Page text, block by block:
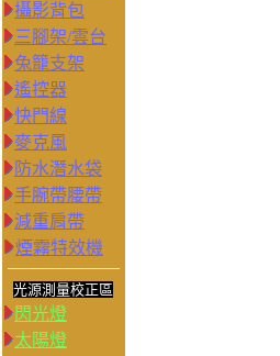
攝影背包
三腳架/雲台
兔籠支架
遙控器
快門線
麥克風
防水潛水袋
手腕帶腰帶
減重肩帶
煙霧特效機
光源測量校正區
閃光燈
太陽燈